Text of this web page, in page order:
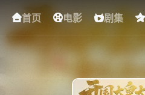
首页 电影 剧集
下载客户端